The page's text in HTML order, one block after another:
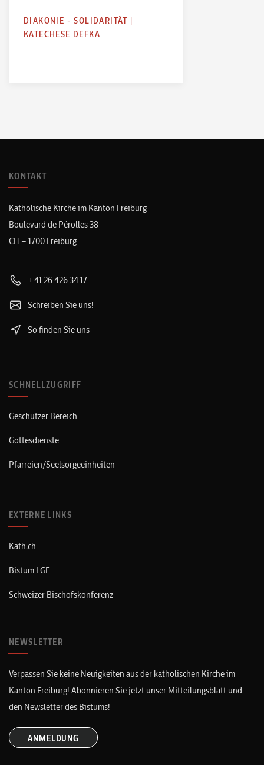
DIAKONIE - SOLIDARITÄT |
KATECHESE DEFKA
KONTAKT
Katholische Kirche im Kanton Freiburg
Boulevard de Pérolles 38
CH – 1700 Freiburg
+41 26 426 34 17
Schreiben Sie uns!
So finden Sie uns
SCHNELLZUGRIFF
Geschützer Bereich
Gottesdienste
Pfarreien/Seelsorgeeinheiten
EXTERNE LINKS
Kath.ch
Bistum LGF
Schweizer Bischofskonferenz
NEWSLETTER
Verpassen Sie keine Neuigkeiten aus der katholischen Kirche im
Kanton Freiburg! Abonnieren Sie jetzt unser Mitteilungsblatt und
den Newsletter des Bistums!
ANMELDUNG